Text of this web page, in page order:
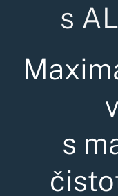
s
s